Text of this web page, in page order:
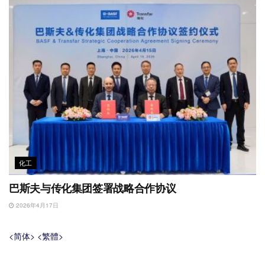
化工
巴斯夫与传化集团签署战略合作协议
2026年4月17日
<简体> <繁體>